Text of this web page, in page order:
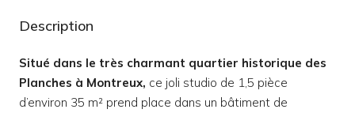
Description
Situé dans le très charmant quartier historique des
Planches à Montreux, ce joli studio de 1,5 pièce
d’environ 35 m² prend place dans un bâtiment de